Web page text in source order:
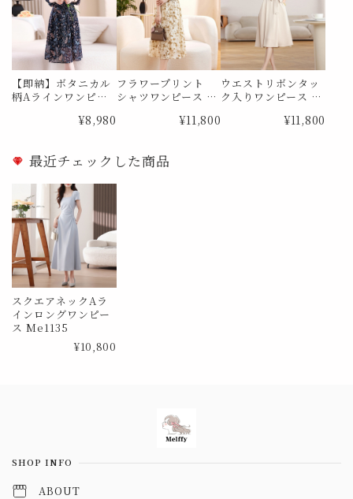
【即納】ボタニカル
柄Aラインワンピー
¥8,980
フラワープリント
シャツワンピース M
¥11,800
ウエストリボンタッ
ク入りワンピース M
¥11,800
最近チェックした商品
スクエアネックAラ
インロングワンピー
ス Me1135
¥10,800
SHOP INFO
ABOUT